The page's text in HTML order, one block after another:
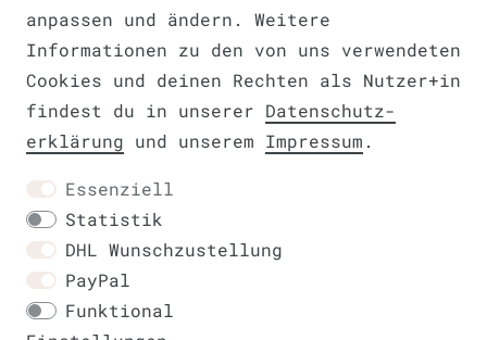
anpassen und ändern. Weitere
Informationen zu den von uns verwendeten
Cookies und deinen Rechten als Nutzer+in
findest du in unserer Daten­schutz­
erklärung und unserem Impressum .
Essenziell
Statistik
DHL Wunschzustellung
PayPal
Funktional
Kontakt